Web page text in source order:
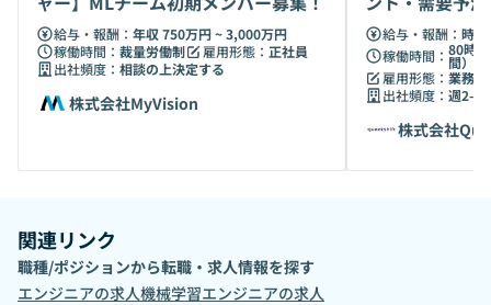
にくいことが強みです。 ￼ ⸻ VOOM株式会社は、若手人
材を中心に多様な職種と環境に応じたマッチングを提供し、
企業と求職者の双方にとって最適な人材サービスを展開して
います。企業のニーズに応じた最適な人材を提供し、求職者
には多様な働き方の選択肢を提供しています。
給与・報酬： 年収 750万円 ~ 3,000万円
稼働時間： 裁量労働制 雇用形態： 正社員
出社頻度： 相談の上決定する
株式会社MyVision
に挑戦！
給与・報酬： 時
稼働時間： 80時
間）
雇用形態： 業務
出社頻度： 週2-3
株式会社
関連リンク
職種/ポジションから転職・求人情報を探す
エンジニアの求人機械学習エンジニアの求人